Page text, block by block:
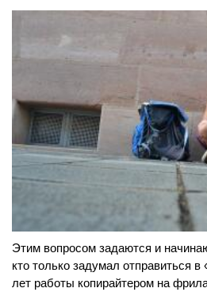
Этим вопросом задаются и
кто только задумал отправиться
лет работы копирайтером на